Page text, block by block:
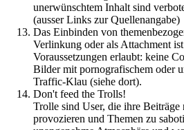
unerwünschtem Inhalt sind
(ausser Links zur Quellenangabe)
Das Einbinden von
Verlinkung oder als Attachment
Voraussetzungen erlaubt: keine
Bilder mit pornografischem oder
Traffic-Klau (siehe dort).
Don't feed the Trolls!
Trolle sind User, die ihre Beiträge
provozieren und Themen zu